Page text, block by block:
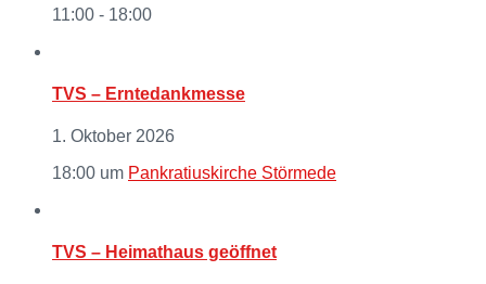
11:00 - 18:00
TVS – Erntedankmesse
1. Oktober 2026
18:00 um Pankratiuskirche Störmede
TVS – Heimathaus geöffnet